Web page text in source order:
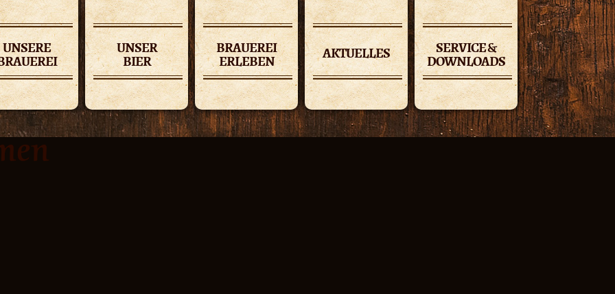
UNSERE UNSER
BIER
BRAUEREI
ERLEBEN AKTUELLES SERVICE &
DOWNLOADS